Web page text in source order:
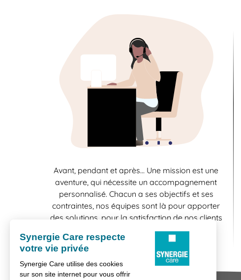
Avant, pendant et après… Une mission est une
aventure, qui nécessite un accompagnement
personnalisé. Chacun a ses objectifs et ses
contraintes, nos équipes sont là pour apporter
des solutions, pour la satisfaction de nos clients
comme celle de nos candidats.